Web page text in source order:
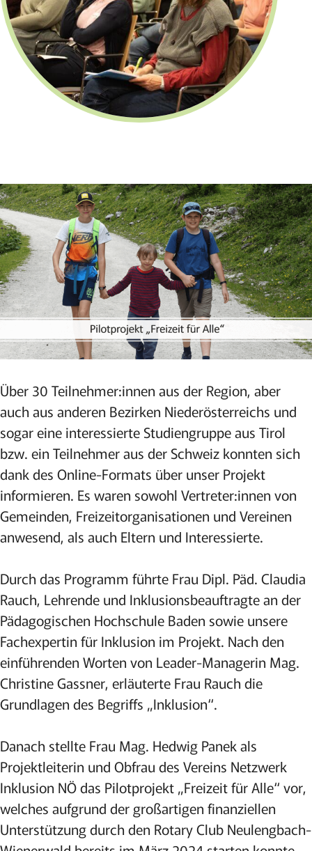
Über 30 Teilnehmer:innen aus der Region, aber
auch aus anderen Bezirken Niederösterreichs und
sogar eine interessierte Studiengruppe aus Tirol
bzw. ein Teilnehmer aus der Schweiz konnten sich
dank des Online-Formats über unser Projekt
informieren. Es waren sowohl Vertreter:innen von
Gemeinden, Freizeitorganisationen und Vereinen
anwesend, als auch Eltern und Interessierte.
Durch das Programm führte Frau Dipl. Päd. Claudia
Rauch, Lehrende und Inklusionsbeauftragte an der
Pädagogischen Hochschule Baden sowie unsere
Fachexpertin für Inklusion im Projekt. Nach den
einführenden Worten von Leader-Managerin Mag.
Christine Gassner, erläuterte Frau Rauch die
Grundlagen des Begriffs „Inklusion“.
Danach stellte Frau Mag. Hedwig Panek als
Projektleiterin und Obfrau des Vereins Netzwerk
Inklusion NÖ das Pilotprojekt „Freizeit für Alle“ vor,
welches aufgrund der großartigen finanziellen
Unterstützung durch den Rotary Club Neulengbach-